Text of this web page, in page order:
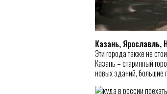
Казань, Ярославль,
Эти города также не
Казань – старинный
новых зданий, большие